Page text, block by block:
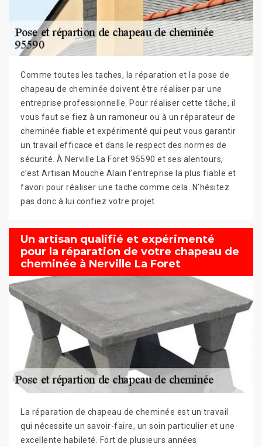
Comme toutes les taches, la réparation et la pose de
chapeau de cheminée doivent être réaliser par une
entreprise professionnelle. Pour réaliser cette tâche, il
vous faut se fiez à un ramoneur ou à un réparateur de
cheminée fiable et expérimenté qui peut vous garantir
un travail efficace et dans le respect des normes de
sécurité. À Nerville La Foret 95590 et ses alentours,
c’est Artisan Mouche Alain l’entreprise la plus fiable et
favori pour réaliser une tache comme cela. N’hésitez
pas donc à lui confiez votre projet
Un artisan qualifié et expérimenté
pour la réparation de votre chapeau de
cheminée à Nerville La Foret
La réparation de chapeau de cheminée est un travail
qui nécessite un savoir-faire, un soin particulier et une
excellente habileté. Fort de plusieurs années